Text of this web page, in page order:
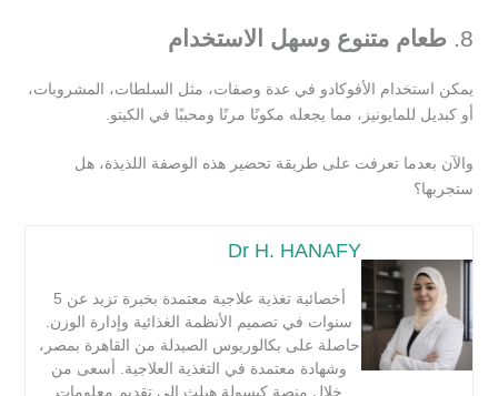
8. طعام متنوع وسهل الاستخدام
يمكن استخدام الأفوكادو في عدة وصفات، مثل السلطات، المشروبات،
أو كبديل للمايونيز، مما يجعله مكونًا مرنًا ومحببًا في الكيتو.
والآن بعدما تعرفت على طريقة تحضير هذه الوصفة اللذيذة، هل
ستجربها؟
Dr H. HANAFY
أخصائية تغذية علاجية معتمدة بخبرة تزيد عن 5
سنوات في تصميم الأنظمة الغذائية وإدارة الوزن.
حاصلة على بكالوريوس الصيدلة من القاهرة بمصر،
وشهادة معتمدة في التغذية العلاجية. أسعى من
خلال منصة كبسولة هيلث إلى تقديم معلومات